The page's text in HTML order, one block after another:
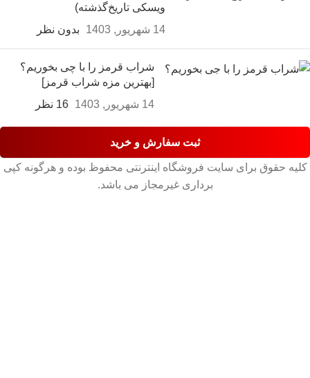
ویسکی تاریخ‌گذشته)
14 شهریور, 1403
بدون نظر
شراب قرمز را با چی بخوریم؟
[بهترین مزه شراب قرمز]
14 شهریور, 1403
16 نظر
ثبت سفارش و خرید
کلیه حقوق برای سایت فروشگاه اینترنتی محفوظ بوده و هرگونه کپی
برداری غیرمجاز می باشد.